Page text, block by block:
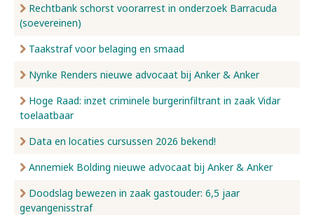
Rechtbank schorst voorarrest in onderzoek Barracuda
(soevereinen)
Taakstraf voor belaging en smaad
Nynke Renders nieuwe advocaat bij Anker & Anker
Hoge Raad: inzet criminele burgerinfiltrant in zaak Vidar
toelaatbaar
Data en locaties cursussen 2026 bekend!
Annemiek Bolding nieuwe advocaat bij Anker & Anker
Doodslag bewezen in zaak gastouder: 6,5 jaar
gevangenisstraf